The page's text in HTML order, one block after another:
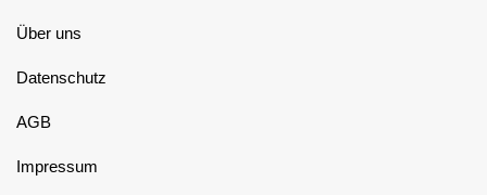
Über uns
Datenschutz
AGB
Impressum